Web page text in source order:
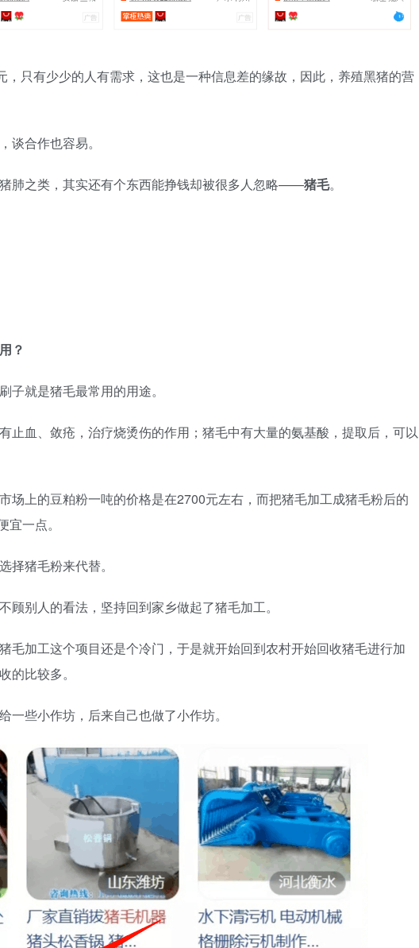
只有少少的人有需求，这也是一种信息差的缘故，因此，养殖黑猪的营
谈合作也容易。
肺之类，其实还有个东西能挣钱却被很多人忽略——猪毛。
？
子就是猪毛最常用的用途。
止血、敛疮，治疗烧烫伤的作用；猪毛中有大量的氨基酸，提取后，可以
场上的豆粕粉一吨的价格是在2700元左右，而把猪毛加工成猪毛粉后的
宜一点。
择猪毛粉来代替。
别人的看法，坚持回到家乡做起了猪毛加工。
毛加工这个项目还是个冷门，于是就开始回到农村开始回收猪毛进行加
的比较多。
些小作坊，后来自己也做了小作坊。